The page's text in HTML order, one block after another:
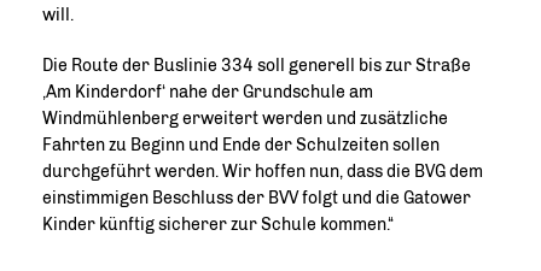
will.
Die Route der Buslinie 334 soll generell bis zur Straße
Am Kinderdorf‘ nahe der Grundschule am
Windmühlenberg erweitert werden und zusätzliche
Fahrten zu Beginn und Ende der Schulzeiten sollen
durchgeführt werden. Wir hoffen nun, dass die BVG dem
einstimmigen Beschluss der BVV folgt und die Gatower
Kinder künftig sicherer zur Schule kommen.“